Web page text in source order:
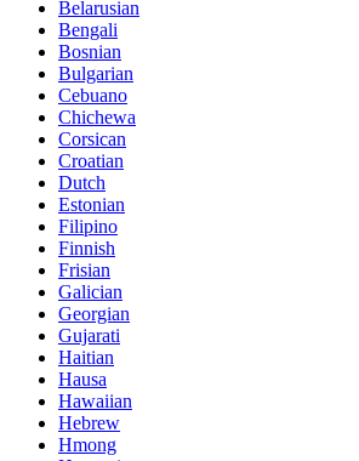
Belarusian
Bengali
Bosnian
Bulgarian
Cebuano
Chichewa
Corsican
Croatian
Dutch
Estonian
Filipino
Finnish
Frisian
Galician
Georgian
Gujarati
Haitian
Hausa
Hawaiian
Hebrew
Hmong